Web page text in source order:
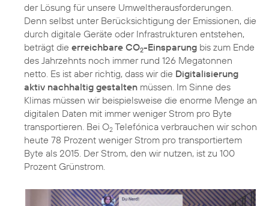
der Lösung für unsere Umweltherausforderungen.
Denn selbst unter Berücksichtigung der Emissionen, die
durch digitale Geräte oder Infrastrukturen entstehen,
beträgt die erreichbare CO2-Einsparung bis zum Ende
des Jahrzehnts noch immer rund 126 Megatonnen
netto. Es ist aber richtig, dass wir die Digitalisierung
aktiv nachhaltig gestalten müssen. Im Sinne des
Klimas müssen wir beispielsweise die enorme Menge an
digitalen Daten mit immer weniger Strom pro Byte
transportieren. Bei O2 Telefónica verbrauchen wir schon
heute 78 Prozent weniger Strom pro transportiertem
Byte als 2015. Der Strom, den wir nutzen, ist zu 100
Prozent Grünstrom.